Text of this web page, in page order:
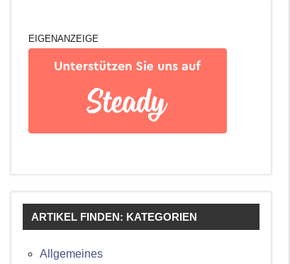
EIGENANZEIGE
ARTIKEL FINDEN: KATEGORIEN
Allgemeines